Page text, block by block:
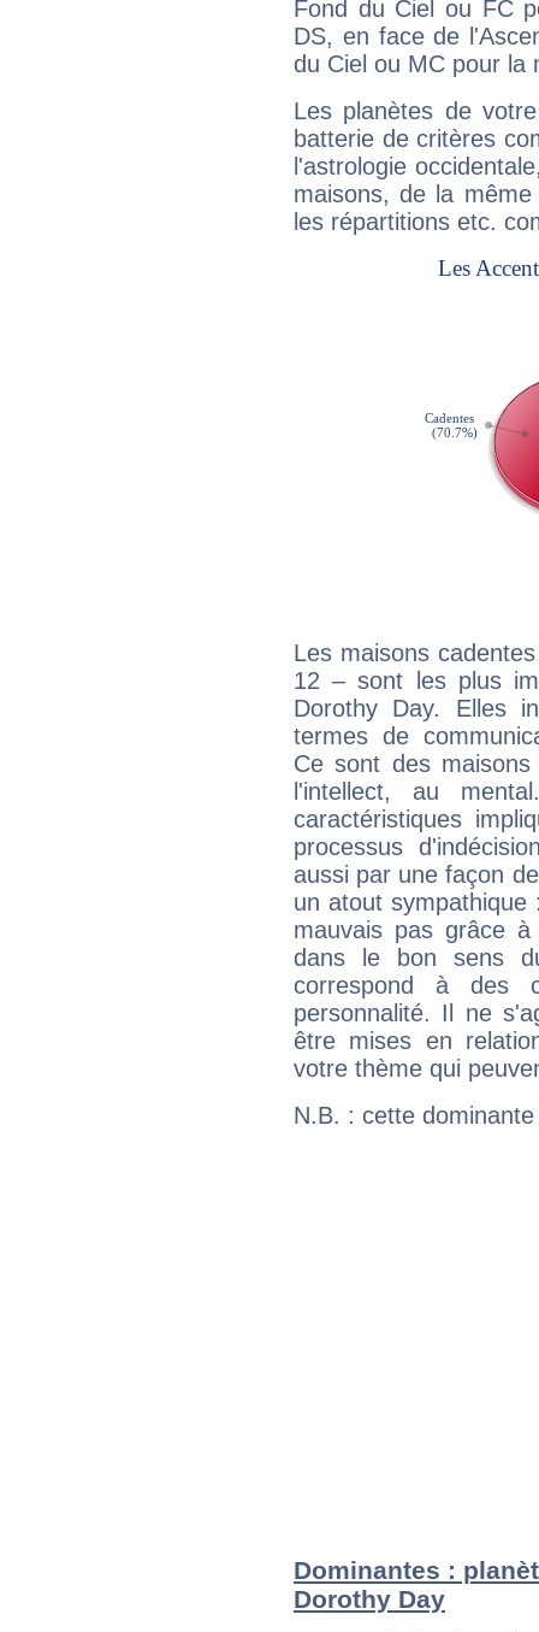
Fond du Ciel ou FC
DS, en face de
du Ciel ou MC pour la
Les planètes de
batterie de critères
l'astrologie
maisons, de la
les répartitions etc.
Les maisons
12 – sont les plus
Dorothy Day. Elles
termes de
Ce sont des
l'intellect, au
caractéristiques
processus
aussi par une façon
un atout
mauvais pas grâce
dans le bon sens
correspond à des
personnalité. Il ne
être mises en
votre thème qui
N.B. : cette
Dominantes :
Dorothy Day